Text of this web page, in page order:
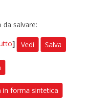
da salvare:
] Vedi Salva
in forma sintetica